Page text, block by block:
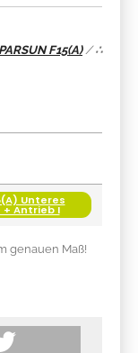
F15(A)/∴
Unteres
Antrieb I
genauen Maß!